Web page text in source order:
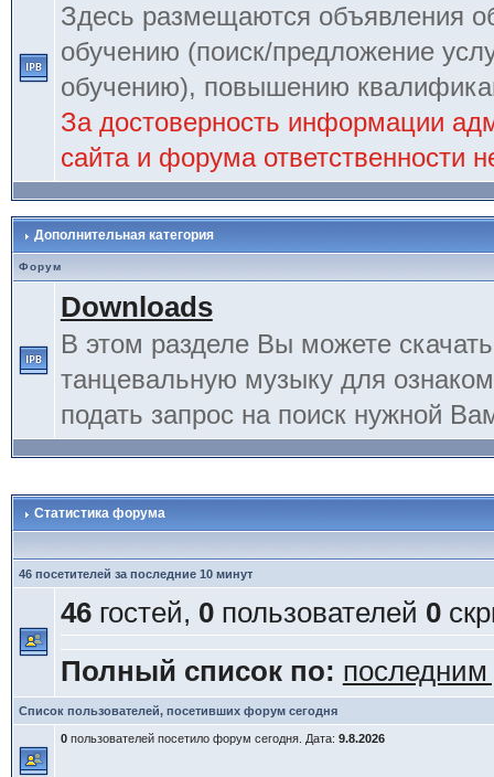
Здесь размещаются объявления
обучению (поиск/предложение
обучению), повышению
За достоверность информации
сайта и форума ответственности
Дополнительная категория
Форум
Downloads
В этом разделе Вы можете
танцевальную музыку для
подать запрос на поиск нужной
Статистика форума
46 посетителей за последние 10 минут
46гостей, 0пользователей 0
Полный список по:
Список пользователей, посетивших форум сегодня
0пользователей посетило форум сегодня. Дата: 9.8.2026